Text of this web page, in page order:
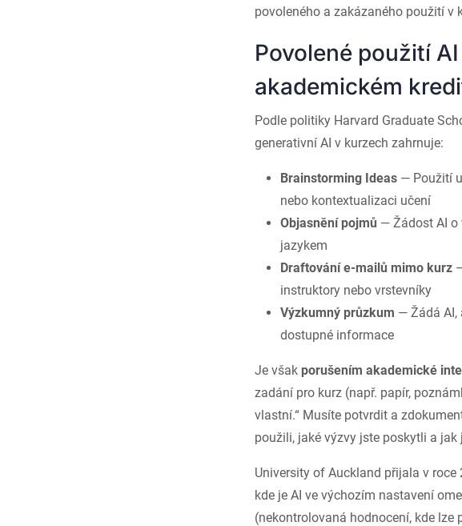
povoleného a zakázaného použití v
Povolené použití
akademickém
Podle politiky Harvard Graduate
generativní AI v kurzech zahrnuje:
Brainstorming Ideas — Použití
nebo kontextualizaci učení
Objasnění pojmů — Žádost AI o
jazykem
Draftování e-mailů mimo kurz
instruktory nebo vrstevníky
Výzkumný průzkum — Žádá AI,
dostupné informace
Je však porušením akademické
zadání pro kurz (např. papír,
vlastní.“ Musíte potvrdit a
použili, jaké výzvy jste poskytli a
University of Auckland přijala v
kde je AI ve výchozím nastavení
(nekontrolovaná hodnocení, kde lze